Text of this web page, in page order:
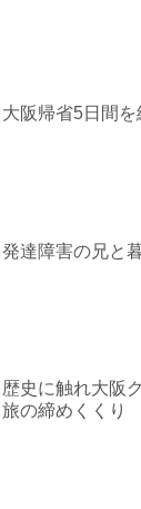
大阪帰省5日間を
発達障害の兄と
歴史に触れ大阪
旅の締めくくり